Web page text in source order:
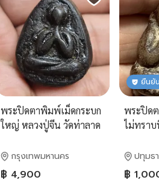
พระปิดตาพิมพ์เม็ดกระบก
ใหญ่ หลวงปู่จีน วัดท่าลาด
กรุงเทพมหานคร
฿ 4,900
ยืนยั
พระปิดต
ไม่ทรา
ปทุมธ
฿